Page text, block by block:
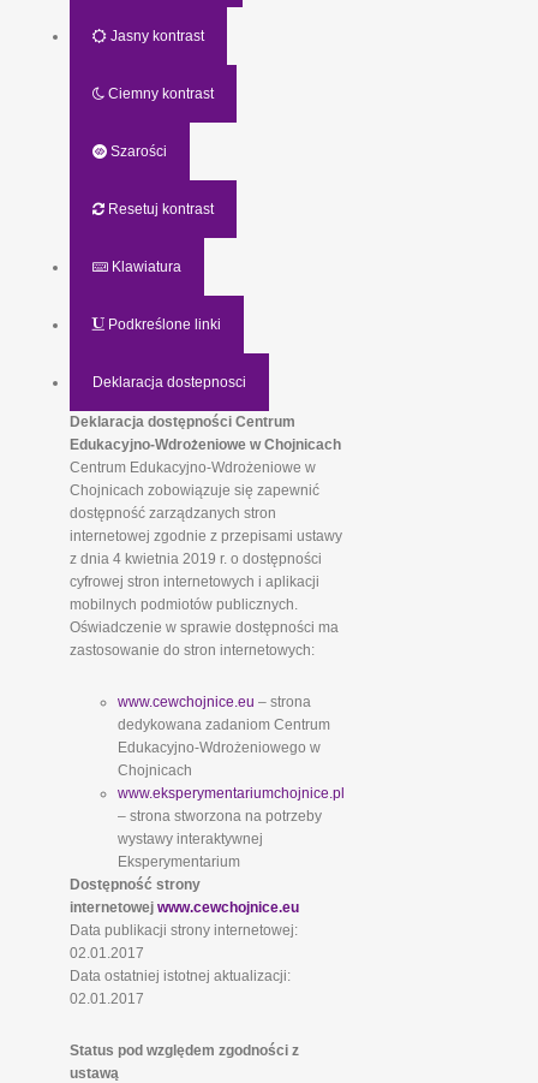
Jasny kontrast
Ciemny kontrast
Szarości
Resetuj kontrast
Klawiatura
Podkreślone linki
Deklaracja dostepnosci
Deklaracja dostępności Centrum
Edukacyjno-Wdrożeniowe w Chojnicach
Centrum Edukacyjno-Wdrożeniowe w
Chojnicach zobowiązuje się zapewnić
dostępność zarządzanych stron
internetowej zgodnie z przepisami ustawy
z dnia 4 kwietnia 2019 r. o dostępności
cyfrowej stron internetowych i aplikacji
mobilnych podmiotów publicznych.
Oświadczenie w sprawie dostępności ma
zastosowanie do stron internetowych:
www.cewchojnice.eu – strona
dedykowana zadaniom Centrum
Edukacyjno-Wdrożeniowego w
Chojnicach
www.eksperymentariumchojnice.pl
– strona stworzona na potrzeby
wystawy interaktywnej
Eksperymentarium
Dostępność strony
internetowej www.cewchojnice.eu
Data publikacji strony internetowej:
02.01.2017
Data ostatniej istotnej aktualizacji:
02.01.2017
Status pod względem zgodności z
ustawą